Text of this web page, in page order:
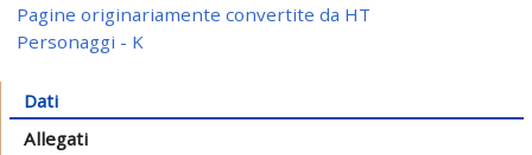
Pagine originariamente convertite da HT
Personaggi - K
Dati
Allegati